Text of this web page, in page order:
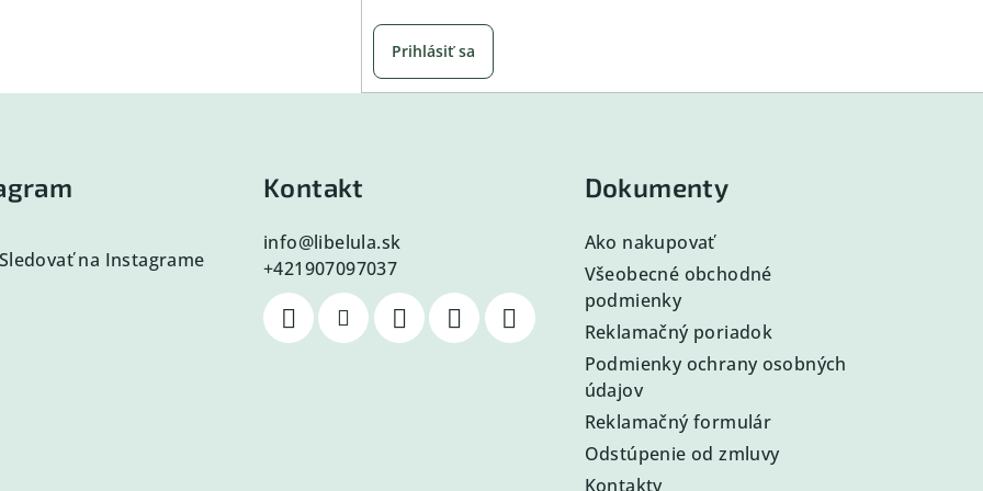
Prihlásiť sa
Sledovať na Instagrame
Kontakt
info@libelula.sk
+421907097037
Dokumenty
Ako nakupovať
Všeobecné obchodné
podmienky
Reklamačný poriadok
Podmienky ochrany osobných
údajov
Reklamačný formulár
Odstúpenie od zmluvy
Kontakty